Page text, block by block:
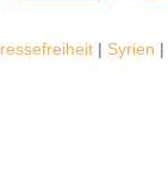
| Syrien |